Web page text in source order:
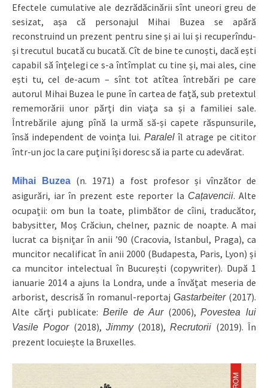
Efectele cumulative ale dezrădăcinării sînt uneori greu de
sesizat, așa că personajul Mihai Buzea se apără
reconstruind un prezent pentru sine și ai lui și recuperîndu-
și trecutul bucată cu bucată. Cît de bine te cunoști, dacă ești
capabil să înțelegi ce s-a întîmplat cu tine și, mai ales, cine
ești tu, cel de-acum – sînt tot atîtea întrebări pe care
autorul Mihai Buzea le pune în cartea de față, sub pretextul
rememorării unor părți din viața sa și a familiei sale.
Întrebările ajung pînă la urmă să-și capete răspunsurile,
însă independent de voința lui. Paralelîl atrage pe cititor
într-un joc la care puțini își doresc să ia parte cu adevărat.
Mihai Buzea (n. 1971) a fost profesor și vînzător de
asigurări, iar în prezent este reporter la Cațavencii. Alte
ocupații: om bun la toate, plimbător de cîini, traducător,
babysitter, Moș Crăciun, chelner, paznic de noapte. A mai
lucrat ca bișnițar în anii ’90 (Cracovia, Istanbul, Praga), ca
muncitor necalificat în anii 2000 (Budapesta, Paris, Lyon) și
ca muncitor intelectual în București (copywriter). După 1
ianuarie 2014 a ajuns la Londra, unde a învățat meseria de
arborist, descrisă în romanul-reportaj Gastarbeiter(2017).
Alte cărți publicate: Berile de Aur(2006),Povestea lui
Vasile Pogor(2018), Jimmy(2018),Recrutorii (2019). În
prezent locuiește la Bruxelles.